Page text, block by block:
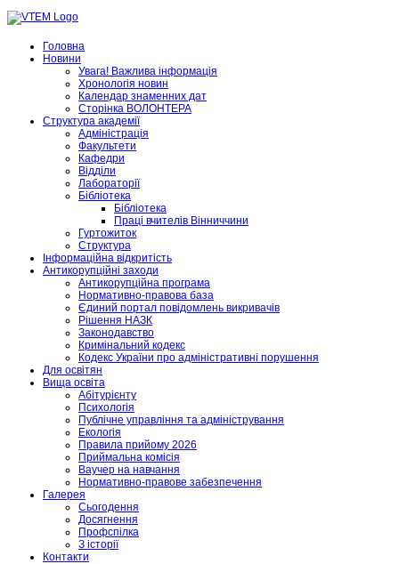
Головна
Новини
Увага! Важлива інформація
Хронологія новин
Календар знаменних дат
Сторінка ВОЛОНТЕРА
Структура академії
Адміністрація
Факультети
Кафедри
Відділи
Лабораторії
Бібліотека
Бібліотека
Праці вчителів Вінниччини
Гуртожиток
Структура
Інформаційна відкритість
Антикорупційні заходи
Антикорупційна програма
Нормативно-правова база
Єдиний портал повідомлень викривачів
Рішення НАЗК
Законодавство
Кримінальний кодекс
Кодекс України про адміністративні порушення
Для освітян
Вища освіта
Абітурієнту
Психологія
Публічне управління та адміністрування
Екологія
Правила прийому 2026
Приймальна комісія
Ваучер на навчання
Нормативно-правове забезпечення
Галерея
Сьогодення
Досягнення
Профспілка
З історії
Контакти